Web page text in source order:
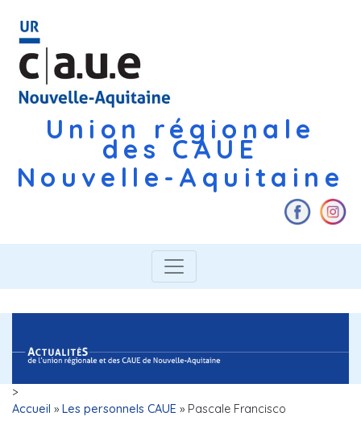
Union régionale
des CAUE
Nouvelle-Aquitaine
>
Accueil » Les personnels CAUE » Pascale Francisco